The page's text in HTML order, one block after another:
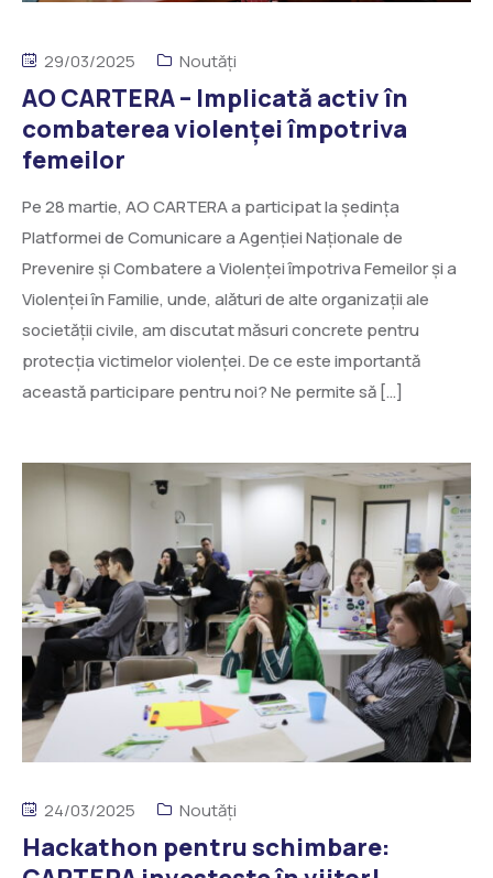
29/03/2025 Noutăți
AO CARTERA – Implicată activ în
combaterea violenței împotriva
femeilor
Pe 28 martie, AO CARTERA a participat la ședința
Platformei de Comunicare a Agenției Naționale de
Prevenire și Combatere a Violenței împotriva Femeilor și a
Violenței în Familie, unde, alături de alte organizații ale
societății civile, am discutat măsuri concrete pentru
protecția victimelor violenței. De ce este importantă
această participare pentru noi? Ne permite să […]
24/03/2025 Noutăți
Hackathon pentru schimbare: